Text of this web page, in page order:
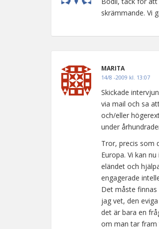
skrämmande. Vi
MARITA
14/8 -2009 kl. 13:07
Skickade
via mail och sa
och/eller
under
Tror, precis som
Europa. Vi kan
eländet och
engagerade
Det måste
jag vet, den
det är bara en
om man tar fram